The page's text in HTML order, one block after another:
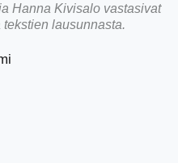
Hanna Kivisalo vastasivat
lausunnasta.